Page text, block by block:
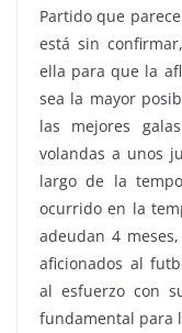
Partido que
está sin
ella para que la
sea la mayor
las mejores
volandas a unos
largo de la
ocurrido en la
adeudan 4
aficionados al
al esfuerzo con
fundamental para